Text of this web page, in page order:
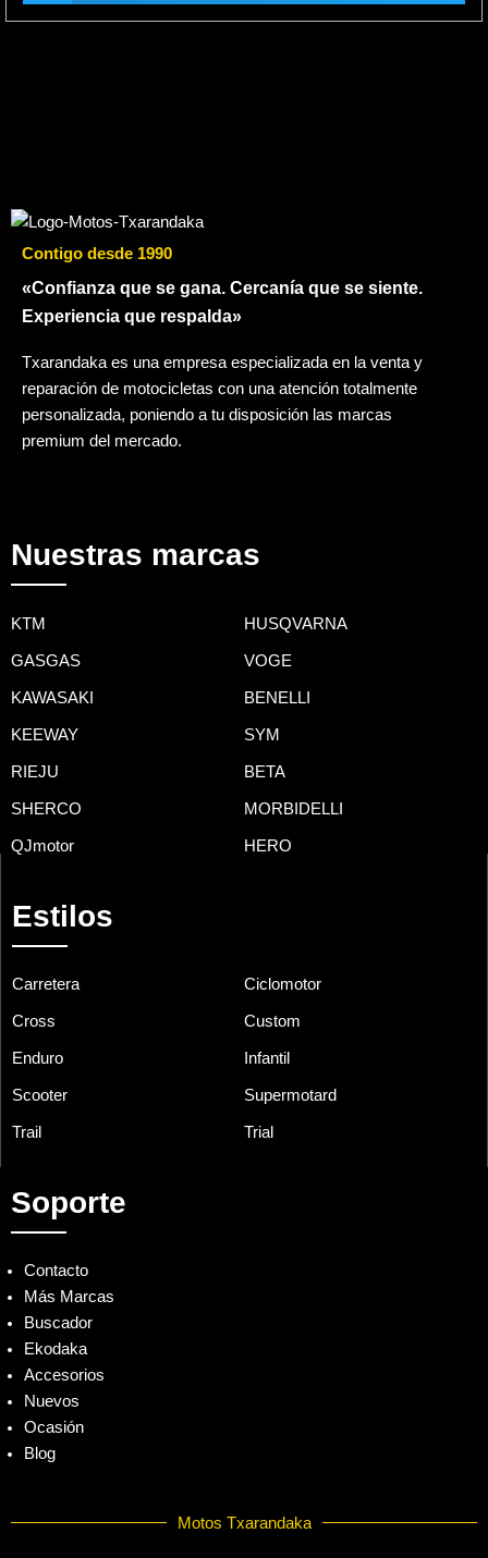
Contigo desde 1990
«Confianza que se gana. Cercanía que se siente.
Experiencia que respalda»
Txarandaka es una empresa especializada en la venta y
reparación de motocicletas con una atención totalmente
personalizada, poniendo a tu disposición las marcas
premium del mercado.
Nuestras marcas
KTM HUSQVARNA
GASGAS VOGE
KAWASAKI BENELLI
KEEWAY SYM
RIEJU BETA
SHERCO MORBIDELLI
QJmotor HERO
Estilos
Carretera Ciclomotor
Cross Custom
Enduro Infantil
Scooter Supermotard
Trail Trial
Soporte
Contacto
Más Marcas
Buscador
Ekodaka
Accesorios
Nuevos
Ocasión
Blog
Motos Txarandaka